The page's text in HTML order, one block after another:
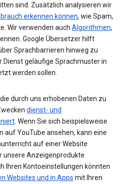
sind. Zusätzlich analysieren wir
erkennen können, wie Spam,
Wir verwenden auch Algorithmen,
Google Übersetzer hilft
Sprachbarrieren hinweg zu
Dienst geläufige Sprachmuster in
werden sollen.
durch uns erhobenen Daten zu
dienst- und
. Wenn Sie sich beispielsweise
auf YouTube ansehen, kann eine
auf einer Website
unsere Anzeigenprodukte
Ihren Kontoeinstellungen könnten
Websites und in Apps mit Ihren